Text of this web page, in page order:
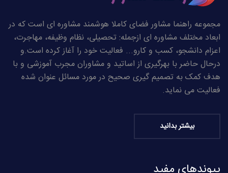
مجموعه راهنما مشاور فضای کاملا هوشمند مشاوره ای است که در
ابعاد مختلف مشاوره ای ازجمله: تحصیلی، نظام وظیفه، مهاجرت،
اعزام دانشجو، کسب و کارو... فعالیت خود را آغاز کرده است.و
درحال حاضر با بهرگیری از اساتید و مشاوران مجرب آموزشی و با
هدف کمک به تصمیم گیری صحیح در مورد مسائل عنوان شده
فعالیت می نماید.
بیشتر بدانید